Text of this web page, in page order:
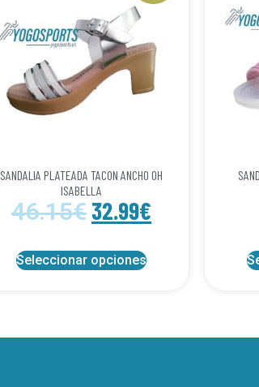
SANDALIA PLATEADA TACON ANCHO OH
ISABELLA
46.15€ 32.99€
Seleccionar opciones